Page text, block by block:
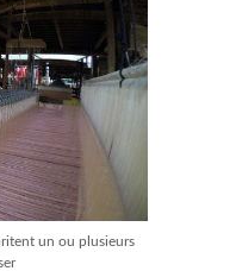
un ou plusieurs